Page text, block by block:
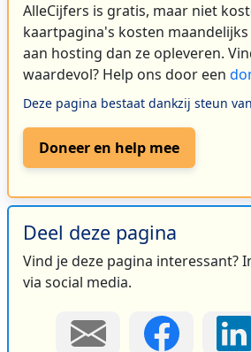
AlleCijfers is gratis, maar niet
kaartpagina's kosten
aan hosting dan ze opleveren.
waardevol? Help ons door een
Deze pagina bestaat dankzij steun
Doneer en help mee
Deel deze pagina
Vind je deze pagina interessant?
via social media.